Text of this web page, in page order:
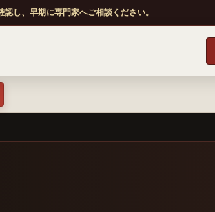
し、早期に専門家へご相談ください。